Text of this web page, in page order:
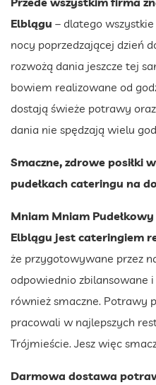
Elblągu – dlatego
nocy poprzedzającej dzień
rozwożą dania jeszcze tej
bowiem realizowane od
dostają świeże potrawy
dania nie spędzają wielu
Smaczne, zdrowe posiłki
pudełkach cateringu na
Mniam Mniam
Elblągu jest cateringiem
że przygotowywane przez
odpowiednio zbilansowane
również smaczne. Potrawy
pracowali w najlepszych
Trójmieście. Jesz więc
Darmowa dostawa